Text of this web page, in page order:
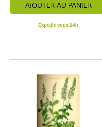
AJOUTER AU PANIER
Expédié sous 24h